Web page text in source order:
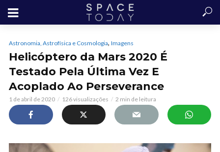
Astronomia, Astrofísica e Cosmologia, Imagens
Helicóptero da Mars 2020 É
Testado Pela Última Vez E
Acoplado Ao Perseverance
1 de abril de 2020 126 visualizações 2 min de leitura